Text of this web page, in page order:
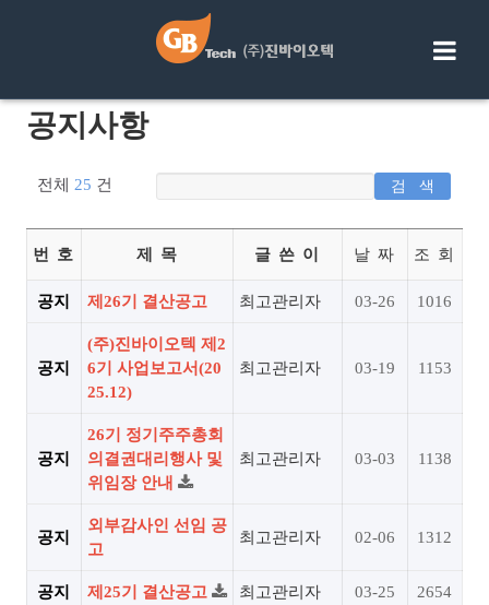
공지사항
전체 25 건
번 호 제 목 글 쓴 이 날 짜 조 회
공지 제26기 결산공고 최고관리자 03-26 1016
공지
(주)진바이오텍 제2
6기 사업보고서(20
25.12)
최고관리자 03-19 1153
공지
26기 정기주주총회
의결권대리행사 및
위임장 안내
최고관리자 03-03 1138
공지
외부감사인 선임 공
고
최고관리자 02-06 1312
공지 제25기 결산공고 최고관리자 03-25 2654